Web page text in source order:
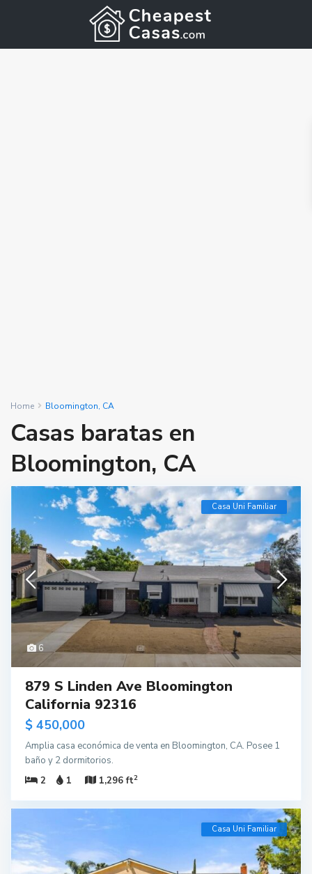
Home Bloomington, CA
Casas baratas en
Bloomington, CA
6
Casa Uni Familiar
879 S Linden Ave Bloomington
California 92316
$ 450,000
Amplia casa económica de venta en Bloomington, CA. Posee 1
baño y 2 dormitorios.
2
1 1,296 ft2
Casa Uni Familiar